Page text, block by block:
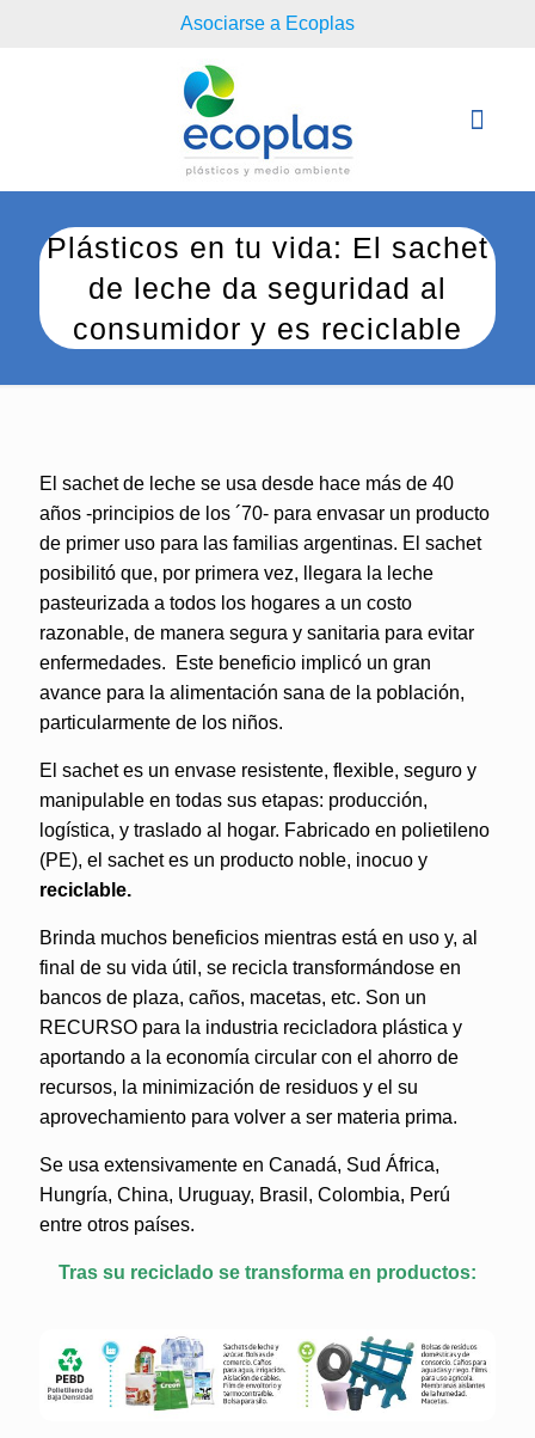
Asociarse a Ecoplas
Plásticos en tu vida: El sachet
de leche da seguridad al
consumidor y es reciclable
El sachet de leche se usa desde hace más de 40
años -principios de los ´70- para envasar un producto
de primer uso para las familias argentinas. El sachet
posibilitó que, por primera vez, llegara la leche
pasteurizada a todos los hogares a un costo
razonable, de manera segura y sanitaria para evitar
enfermedades. Este beneficio implicó un gran
avance para la alimentación sana de la población,
particularmente de los niños.
El sachet es un envase resistente, flexible, seguro y
manipulable en todas sus etapas: producción,
logística, y traslado al hogar. Fabricado en polietileno
(PE), el sachet es un producto noble, inocuo y
reciclable.
Brinda muchos beneficios mientras está en uso y, al
final de su vida útil, se recicla transformándose en
bancos de plaza, caños, macetas, etc. Son un
RECURSO para la industria recicladora plástica y
aportando a la economía circular con el ahorro de
recursos, la minimización de residuos y el su
aprovechamiento para volver a ser materia prima.
Se usa extensivamente en Canadá, Sud África,
Hungría, China, Uruguay, Brasil, Colombia, Perú
entre otros países.
Tras su reciclado se transforma en productos: